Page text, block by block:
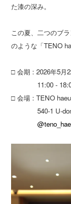
た漆の深み。
この夏、二つのブ
のような「TENO
□ 会期 : 2026年5月
11:00 - 18:00 [
□ 会場 : TENO
540-1 U-dong,